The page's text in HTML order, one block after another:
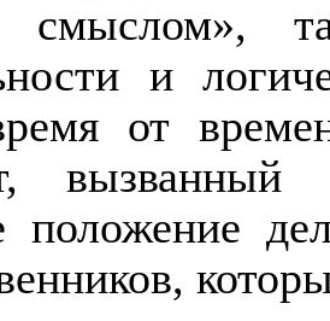
смыслом»,
и
от
положение